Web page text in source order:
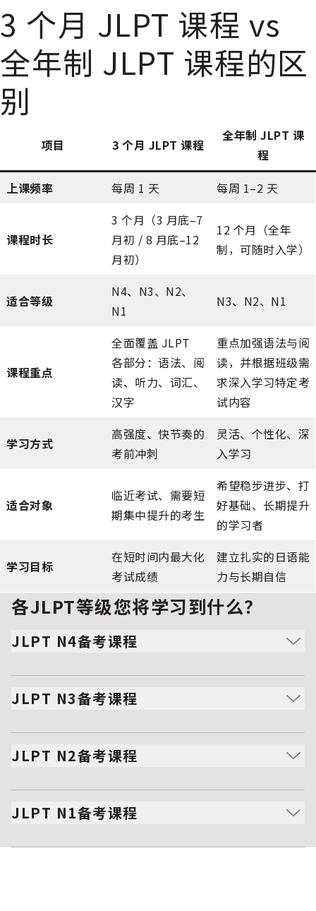
3 个月 JLPT 课程 vs
全年制 JLPT 课程的区
别
项目 3 个月 JLPT 课程
全年制 JLPT 课
程
上课频率
每周 1 天 每周 1–2 天
课程时长
3 个月（3 月底–7
月初 / 8 月底–12
月初）
12 个月（全年
制，可随时入学）
适合等级
N4、N3、N2、
N1
N3、N2、N1
课程重点
全面覆盖 JLPT
各部分：语法、阅
读、听力、词汇、
汉字
重点加强语法与阅
读，并根据班级需
求深入学习特定考
试内容
学习方式
高强度、快节奏的
考前冲刺
灵活、个性化、深
入学习
适合对象
临近考试、需要短
期集中提升的考生
希望稳步进步、打
好基础、长期提升
的学习者
学习目标
在短时间内最大化
考试成绩
建立扎实的日语能
力与长期自信
各JLPT等级您将学习到什么？
JLPT N4备考课程
在N5知识的基础上学习更复杂的句子与汉字。
提升阅读理解能力，扩大JLPT考试常见词汇量。
JLPT N3备考课程
衔接初级与中级日语水平。
学习更细致的语法，挑战更长、更复杂的阅读文章。
JLPT N2备考课程
深入掌握语法、惯用语与商务日语，迈向流利交流。
重点提升高级阅读、听力与理解能力。
JLPT N1备考课程
培养接近母语者的理解力与分析性阅读能力。